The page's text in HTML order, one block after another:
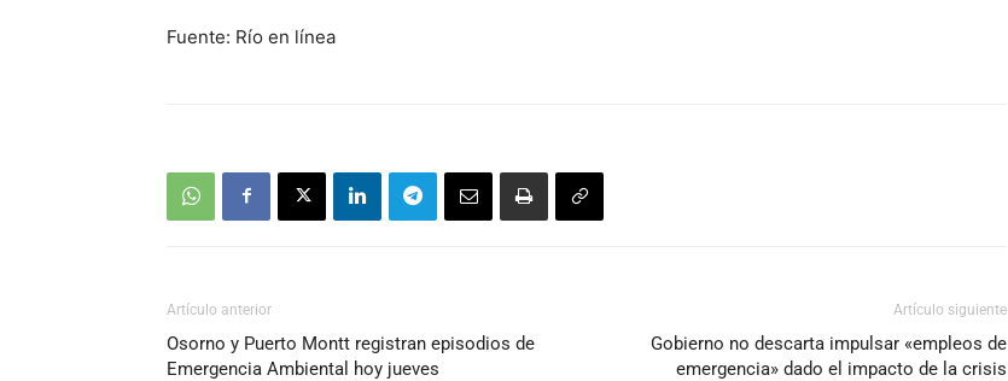
Fuente: Río en línea
Artículo anterior
Osorno y Puerto Montt registran episodios de
Emergencia Ambiental hoy jueves
Artículo siguiente
Gobierno no descarta impulsar «empleos de
emergencia» dado el impacto de la crisis